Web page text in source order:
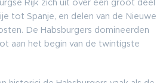
Rijk zich uit over een groot deel
tot Spanje, en delen van de Nieuwe
De Habsburgers domineerden
aan het begin van de twintigste